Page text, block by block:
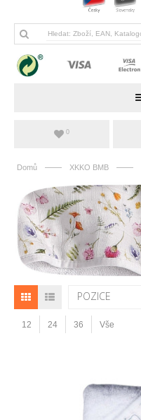
0
Domů —— XKKO BMB ——
POZICE
12 24 36 Vše